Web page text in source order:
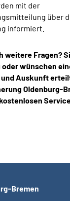
mit der
über
informiert.
weitere Fragen?
wünschen
und Auskunft
Oldenburg-
Bremen